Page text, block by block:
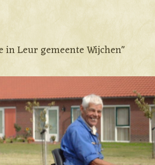
Leur gemeente Wijchen"